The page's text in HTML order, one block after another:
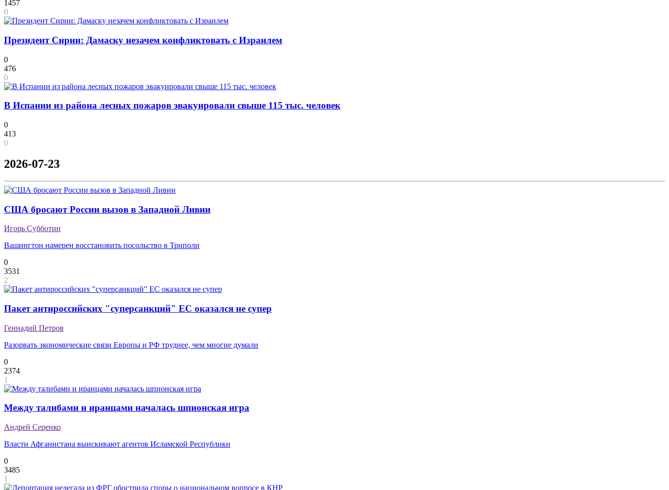
1457
0
Президент Сирии: Дамаску незачем конфликтовать с Израилем
0
476
0
В Испании из района лесных пожаров эвакуировали свыше 115 тыс. человек
0
413
0
2026-07-23
США бросают России вызов в Западной Ливии
Игорь Субботин
Вашингтон намерен восстановить посольство в Триполи
0
3531
2
Пакет антироссийских "суперсанкций" ЕС оказался не супер
Геннадий Петров
Разорвать экономические связи Европы и РФ труднее, чем многие думали
0
2374
1
Между талибами и иранцами началась шпионская игра
Андрей Серенко
Власти Афганистана выискивают агентов Исламской Республики
0
3485
1